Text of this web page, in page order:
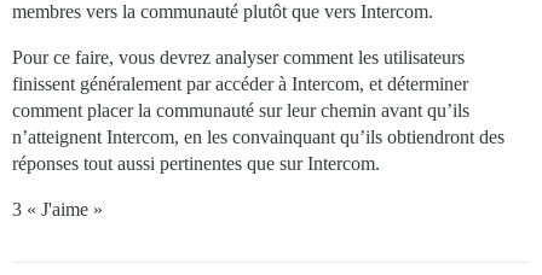
membres vers la communauté plutôt que vers Intercom.
Pour ce faire, vous devrez analyser comment les utilisateurs
finissent généralement par accéder à Intercom, et déterminer
comment placer la communauté sur leur chemin avant qu’ils
n’atteignent Intercom, en les convainquant qu’ils obtiendront des
réponses tout aussi pertinentes que sur Intercom.
3 « J'aime »